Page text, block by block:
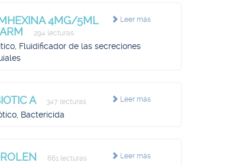
Leer más
4MG/5ML
294 lecturas
Fluidificador de las secreciones
Leer más
A 347 lecturas
Bactericida
Leer más
661 lecturas